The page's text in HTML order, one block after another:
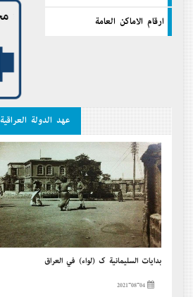
ارقام الاماكن العامة
عهد الدولة العراقية
بدايات السليمانية ك (لواء) في العراق